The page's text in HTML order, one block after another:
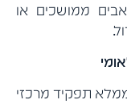
ממושכים או
תפקיד מרכזי